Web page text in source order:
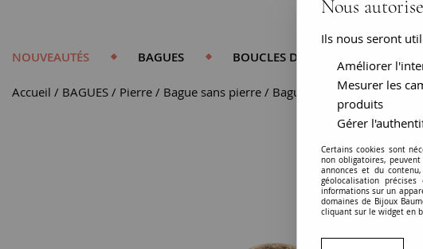
NOUVEAUTÉS BAGUES BOUCLES D'OREILLES
Accueil BAGUES Pierre Bague sans pierre Bague or jaune 19ème
Nous
Ils nous seront
Améliorer
Mesurer les
produits
Gérer
Certains cookies sont
non obligatoires,
annonces et du
géolocalisation
informations sur un
domaines de Bijoux
cliquant sur le widget en